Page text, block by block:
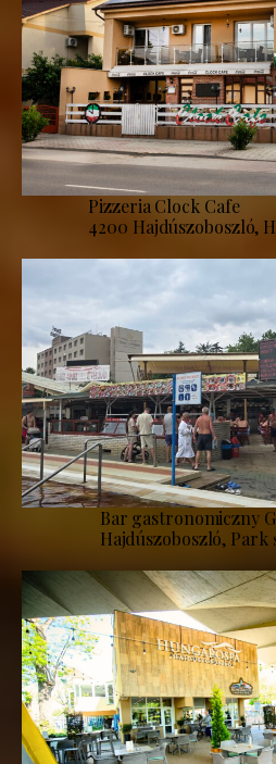
Pizzeria Clock Cafe
4200 Hajdúszoboszló,
Bar gastronomiczny
Hajdúszoboszló, Park